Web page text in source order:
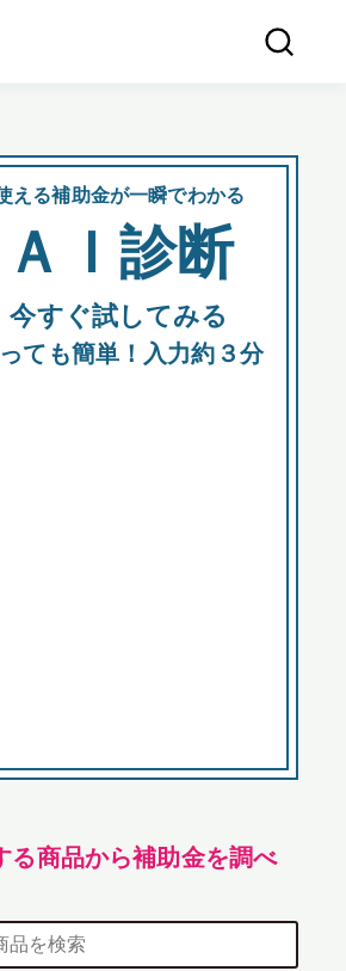
える補助金が一瞬でわかる
ＡＩ診断
今すぐ試してみる
ても簡単！入力約３分
る商品から補助金を調べ